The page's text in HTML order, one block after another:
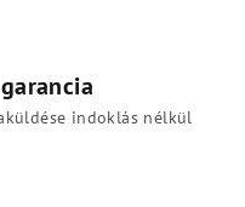
indoklás nélkül